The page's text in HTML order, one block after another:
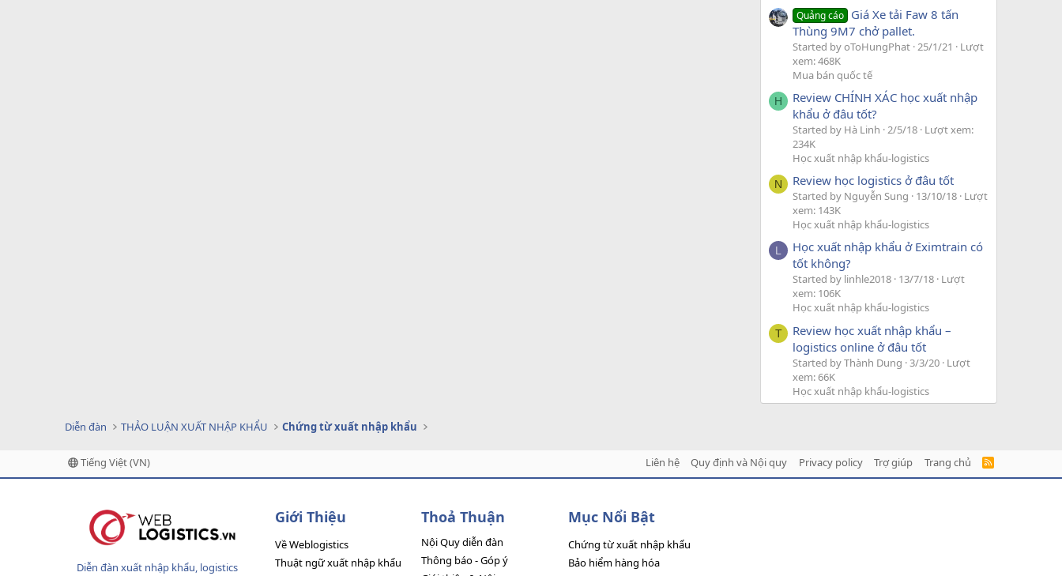
Quảng cáo Giá Xe tải Faw 8 tấn
Thùng 9M7 chở pallet.
Started by oToHungPhat 25/1/21
Lượt
xem: 468K
Mua bán quốc tế
H
Review CHÍNH XÁC học xuất nhập
khẩu ở đâu tốt?
Started by Hà Linh 2/5/18 Lượt xem:
234K
Học xuất nhập khẩu-logistics
N Review học logistics ở đâu tốt
Started by Nguyễn Sung 13/10/18 Lượt
xem: 143K
Học xuất nhập khẩu-logistics
L
Học xuất nhập khẩu ở Eximtrain có
tốt không?
Started by linhle2018 13/7/18 Lượt
xem: 106K
Học xuất nhập khẩu-logistics
T
Review học xuất nhập khẩu –
logistics online ở đâu tốt
Started by Thành Dung 3/3/20 Lượt
xem: 66K
Học xuất nhập khẩu-logistics
Diễn đàn THẢO LUẬN XUẤT NHẬP KHẨU Chứng từ xuất nhập khẩu
Tiếng Việt (VN) Liên hệ Quy định và Nội quy Privacy policy Trợ giúp Trang chủ
R
Diễn đàn xuất nhập khẩu, logistics
Giới Thiệu
Về Weblogistics
Thuật ngữ xuất nhập khẩu
Thoả Thuận
Nội Quy diễn đàn
Thông báo - Góp ý
Mục Nổi Bật
Chứng từ xuất nhập khẩu
Bảo hiểm hàng hóa